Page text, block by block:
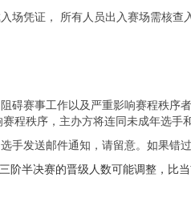
场凭证， 所有人员出入赛场需核
碍赛事工作以及严重影响赛程秩序
程秩序，主办方将连同未成年选
手发送邮件通知，请留意。如果错
阶半决赛的晋级人数可能调整，比